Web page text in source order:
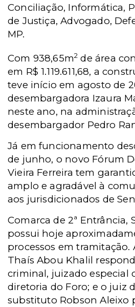
Conciliação, Informática,
de Justiça, Advogado,
MP.
Com 938,65m2 de área
em R$ 1.119.611,68, a
teve início em agosto de
desembargadora Izaura
neste ano, na
desembargador Pedro
Já em funcionamento
de junho, o novo Fórum
Vieira Ferreira tem
amplo e agradável à
aos jurisdicionados de
Comarca de 2ª Entrância,
possui hoje
processos em tramitação.
Thaís Abou Khalil
criminal, juizado especial
diretoria do Foro; e o juiz
substituto Robson Aleixo